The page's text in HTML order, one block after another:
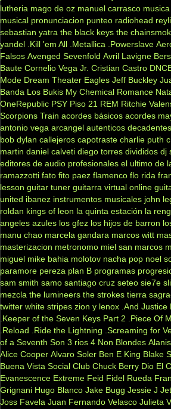
lutheria mago de oz manuel carrasco
musical pronunciacion punteo radiohead reyli
sebastian yatra the black keys the
yandel .Kill 'em All .Metallica .Powerslave
Falsos Avenged Sevenfold Avril Lavigne
Baute Cornelio Vega Jr. Cristian Castro
Mode Dream Theater Eagles Jeff Buckley
Banda Los Bukis My Chemical Romance
OneRepublic PSY Piso 21 REM Ritchie
Scorpions Train acordes básicos acordes
antonio vega arcangel autenticos decadentes
bob dylan callejeros capotraste charlie puth
martin daniel calveti diego torres divididos dj
editores de audio profesionales el ultimo de
ramazzotti fato fito paez flamenco flo rida
lesson guitar tuner guitarra virtual online
united ibanez instrumentos musicales john
roldan kings of leon la quinta estación la
angeles azules los gfez los hijos de barron
manu chao marcela gandara marcos witt
masterizacion metronomo miel san marcos
miguel mike bahia molotov nacha pop noel
paramore pereza plan B programas
sam smith samo santiago cruz seteo sie7e
mezcla the lumineers the strokes tierra
twitter white stripes zion y lenox .And Justice
.Keeper of the Seven Keys Part 2
.Piece Of
.Reload
.Ride the Lightning .Screaming for
of a Seventh Son 3 rios 4 Non Blondes
Alice Cooper Alvaro Soler Ben E King Blake
Buena Vista Social Club Chuck Berry Dio El
Evanescence Extreme Feid Fidel Rueda
Grignani Hugo Blanco Jake Bugg Jessie J Jet
Joss Favela Juan Fernando Velasco Julieta